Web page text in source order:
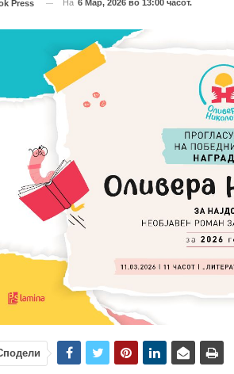
Press На 6 Мар, 2026 во 13:00 часот.